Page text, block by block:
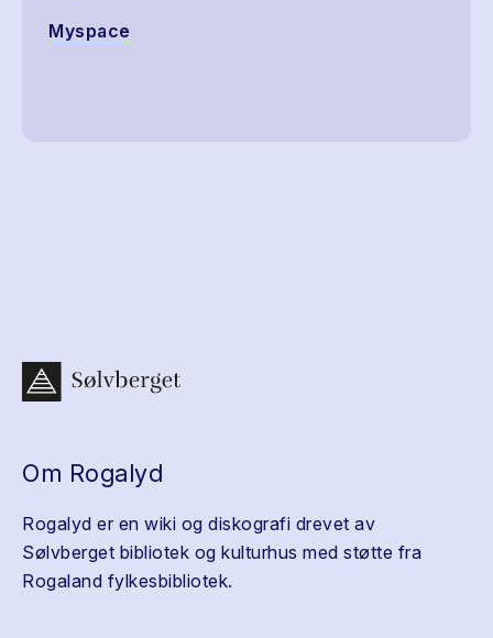
Myspace
Om Rogalyd
Rogalyd er en wiki og diskografi drevet av
Sølvberget bibliotek og kulturhus med støtte fra
Rogaland fylkesbibliotek.